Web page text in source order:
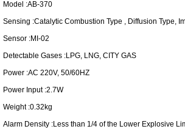
Model :AB-370
Sensing :Catalytic Combustion Type , Diffusion Type,
Sensor :MI-02
Detectable Gases :LPG, LNG, CITY GAS
Power :AC 220V, 50/60HZ
Power Input :2.7W
Weight :0.32kg
Alarm Density :Less than 1/4 of the Lower Explosive